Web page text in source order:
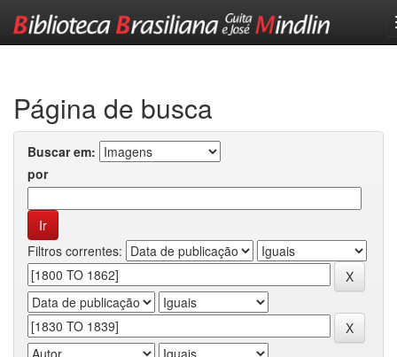
Página de busca
Buscar em:
por
Filtros correntes: